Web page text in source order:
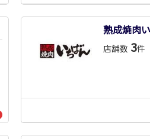
熟成焼肉
店舗数 3件